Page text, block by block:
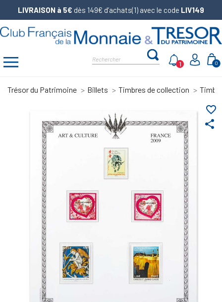
LIVRAISON à 5€ dès 149€ d’achats(1) avec le code LIV149
0
1
Trésor du Patrimoine Billets Timbres de collection
share
favorite_border